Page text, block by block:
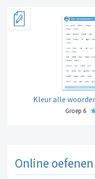
Kleur alle
Groep 6
Online